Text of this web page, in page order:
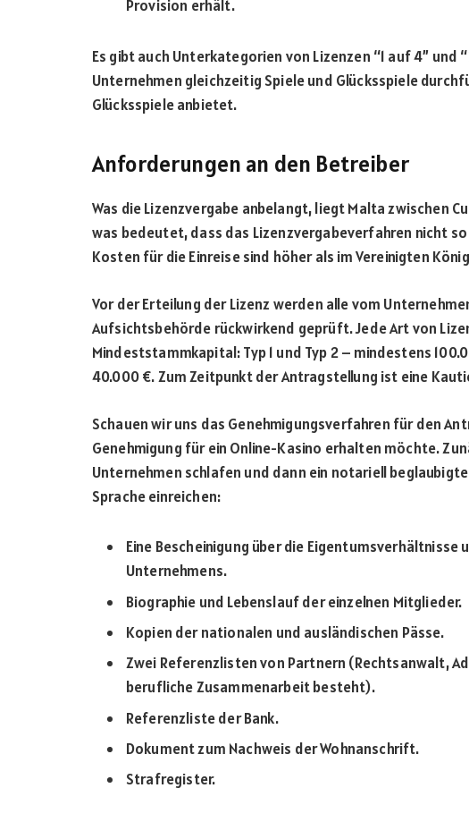
Provision erhält.
Es gibt auch Unterkategorien von Lizenzen “1 auf 4”
Unternehmen gleichzeitig Spiele und Glücksspiele
Glücksspiele anbietet.
Anforderungen an den Betreiber
Was die Lizenzvergabe anbelangt, liegt Malta zwischen
was bedeutet, dass das Lizenzvergabeverfahren nicht
Kosten für die Einreise sind höher als im Vereinigten
Vor der Erteilung der Lizenz werden alle vom
Aufsichtsbehörde rückwirkend geprüft. Jede Art von
Mindeststammkapital: Typ 1 und Typ 2 – mindestens
40.000 €. Zum Zeitpunkt der Antragstellung ist eine
Schauen wir uns das Genehmigungsverfahren für den
Genehmigung für ein Online-Kasino erhalten möchte.
Unternehmen schlafen und dann ein notariell
Sprache einreichen:
Eine Bescheinigung über die
Unternehmens.
Biographie und Lebenslauf der einzelnen Mitglieder.
Kopien der nationalen und ausländischen Pässe.
Zwei Referenzlisten von Partnern (Rechtsanwalt,
berufliche Zusammenarbeit besteht).
Referenzliste der Bank.
Dokument zum Nachweis der Wohnanschrift.
Strafregister.